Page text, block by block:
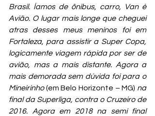
Brasil. Íamos de ônibus, carro, Van é
Avião. O lugar mais longe que cheguei
atras desses meus meninos foi em
Fortaleza, para assistir a Super Copa,
logicamente viagem rápida por ser de
avião, mas a mais distante. Agora a
mais demorada sem dúvida foi para o
Mineirinho (em Belo Horizonte – MG) na
final da Superliga, contra o Cruzeiro de
2016. Agora em 2018 na semi final